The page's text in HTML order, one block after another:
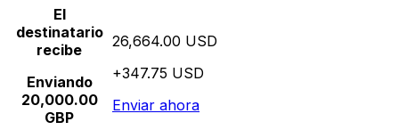
El
destinatario
recibe
Enviando
20,000.00
GBP
26,664.00 USD
+347.75 USD
Enviar ahora